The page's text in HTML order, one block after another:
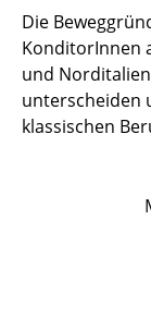
Die
KonditorInnen
und
unterscheiden
klassischen